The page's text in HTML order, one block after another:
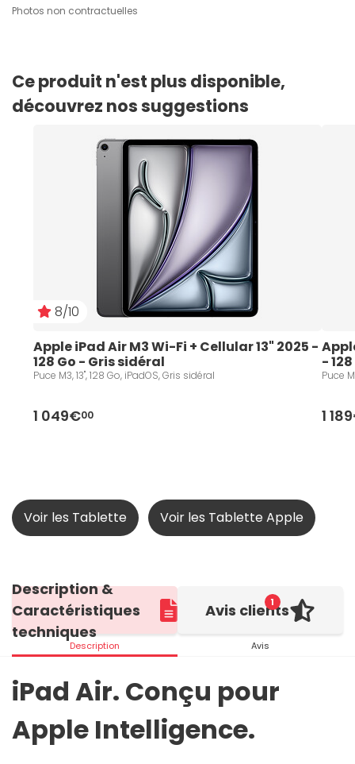
Photos non contractuelles
Ce produit n'est plus disponible,
découvrez nos suggestions
8/10
Apple iPad Air M3 Wi-Fi + Cellular 13" 2025 -
128 Go - Gris sidéral
Puce M3, 13", 128 Go, iPadOS, Gris sidéral
1 049€00
-
Puce
1
Voir les Tablette Voir les Tablette Apple
Description &
Caractéristiques
techniques
Description
1
Avis clients
Avis
iPad Air. Conçu pour
Apple Intelligence.